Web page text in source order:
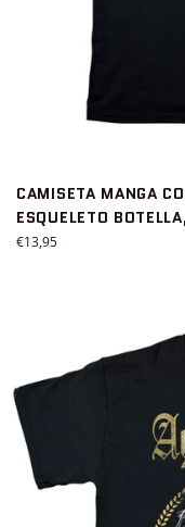
CAMISETA MANGA
ESQUELETO
Precio
€13,95